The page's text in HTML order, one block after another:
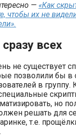
— «Как
чтобы их не
всех
не существует
позволили бы в
в группу.
но
решать для
т.е.